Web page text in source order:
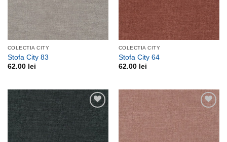
COLECTIA CITY
Stofa City 83
62.00 lei
COLECTIA CITY
Stofa City 64
62.00 lei
Adauga
favorite
Adauga
favorite